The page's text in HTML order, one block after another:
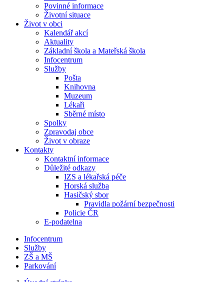
Povinné informace
Životní situace
Život v obci
Kalendář akcí
Aktuality
Základní škola a Mateřská škola
Infocentrum
Služby
Pošta
Knihovna
Muzeum
Lékaři
Sběrné místo
Spolky
Zpravodaj obce
Život v obraze
Kontakty
Kontaktní informace
Důležité odkazy
IZS a lékařská péče
Horská služba
Hasičský sbor
Pravidla požární bezpečnosti
Policie ČR
E-podatelna
Infocentrum
Služby
ZŠ a MŠ
Parkování